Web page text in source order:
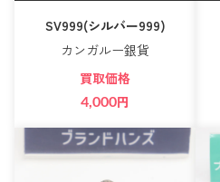
SV999(シルバー999)
カンガルー銀貨
買取価格
4,000円